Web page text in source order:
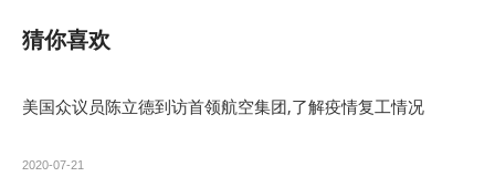
猜你喜欢
美国众议员陈立德到访首领航空集团,了解疫情复工情况
2020-07-21